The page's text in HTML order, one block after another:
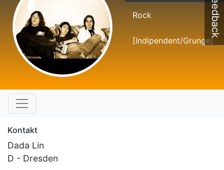
Rock
[Indipendent/Grunge]
Kontakt
Dada Lin
D - Dresden
Feedback